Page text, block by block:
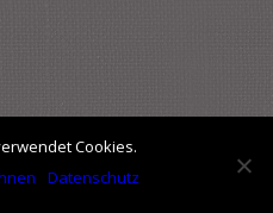
Cookies.
Datenschutz